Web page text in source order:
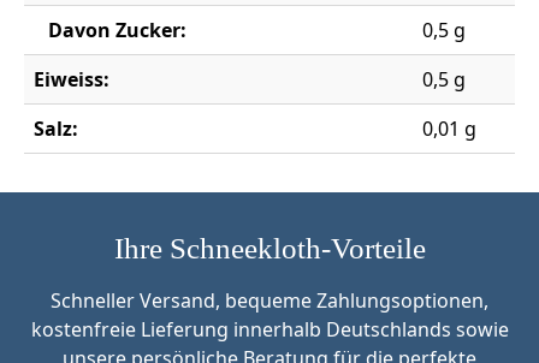
Davon Zucker:
0,5 g
Eiweiss:
0,5 g
Salz:
0,01 g
Ihre Schneekloth-Vorteile
Schneller Versand, bequeme Zahlungsoptionen,
kostenfreie Lieferung innerhalb Deutschlands sowie